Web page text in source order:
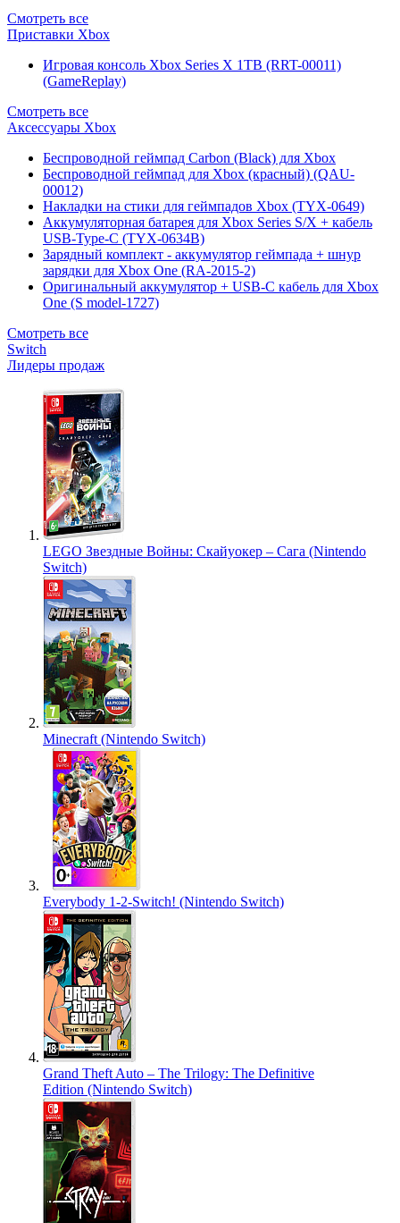
Смотреть все
Приставки Xbox
Игровая консоль Xbox Series X 1TB (RRT-00011)
(GameReplay)
Смотреть все
Аксессуары Xbox
Беспроводной геймпад Carbon (Black) для Xbox
Беспроводной геймпад для Xbox (красный) (QAU-
00012)
Накладки на стики для геймпадов Xbox (TYX-0649)
Аккумуляторная батарея для Xbox Series S/X + кабель
USB-Type-C (TYX-0634B)
Зарядный комплект - аккумулятор геймпада + шнур
зарядки для Xbox One (RA-2015-2)
Оригинальный аккумулятор + USB-C кабель для Xbox
One (S model-1727)
Смотреть все
Switch
Лидеры продаж
LEGO Звездные Войны: Скайуокер – Сага (Nintendo
Switch)
Minecraft (Nintendo Switch)
Everybody 1-2-Switch! (Nintendo Switch)
Grand Theft Auto – The Trilogy: The Definitive
Edition (Nintendo Switch)